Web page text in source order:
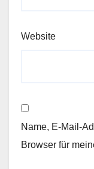
Website
Name, E-Mail-
Browser für